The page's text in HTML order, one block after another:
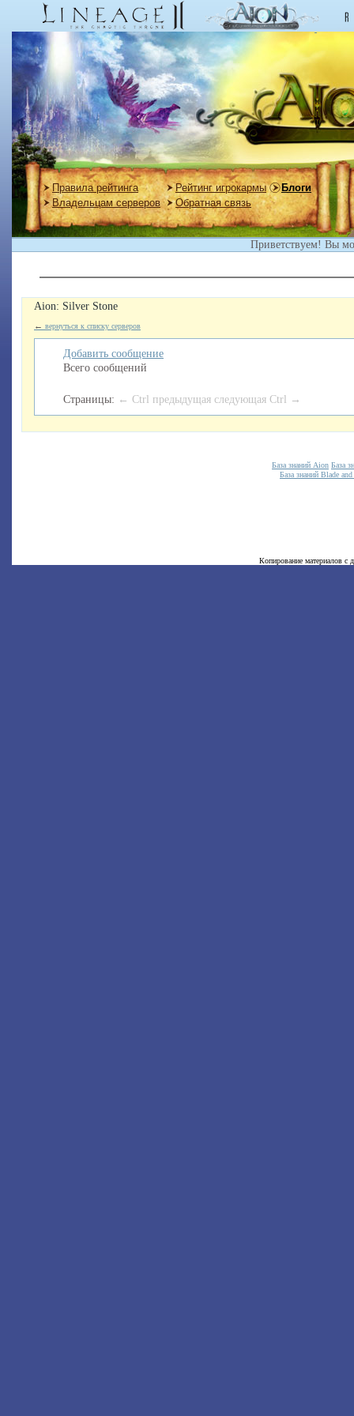
Правила рейтинга Рейтинг игрокармы
Блоги
Владельцам серверов
Обратная связь
Приветствуем! Вы
Aion: Silver Stone
← вернуться к списку серверов
Добавить сообщение
Всего сообщений
Страницы: ← Ctrl предыдущая следующая Ctrl →
База знаний Aion База
База знаний Blade
Копирование материалов с